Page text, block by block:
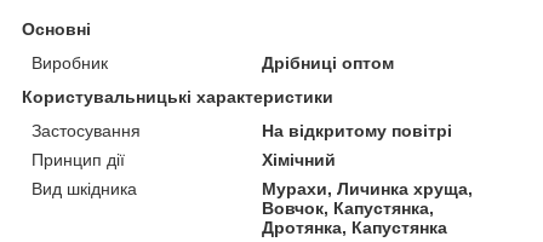
Основні
Виробник
Дрібниці оптом
Користувальницькі характеристики
Застосування
На відкритому повітрі
Принцип дії
Хімічний
Вид шкідника
Мурахи, Личинка хруща,
Вовчок, Капустянка,
Дротянка, Капустянка